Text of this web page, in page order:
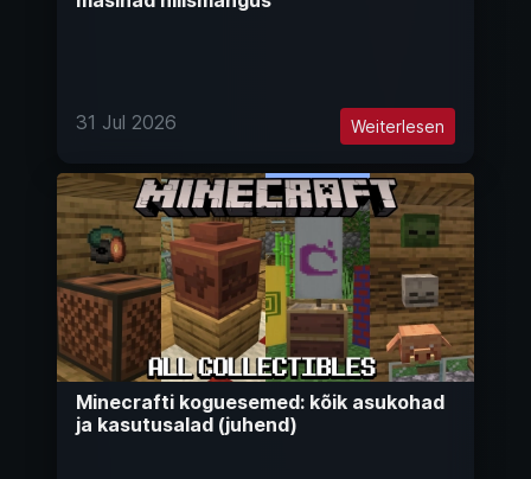
31 Jul 2026 Weiterlesen
Minecrafti koguesemed: kõik asukohad
ja kasutusalad (juhend)